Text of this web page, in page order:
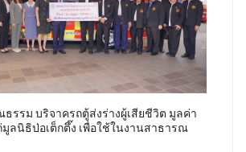
รรม บริจาครถตู้ส่งร่างผู้เสียชีวิต มูลค่า
ลนิธิป่อเต็กตึ๊ง เพื่อใช้ในงานสาธารณ